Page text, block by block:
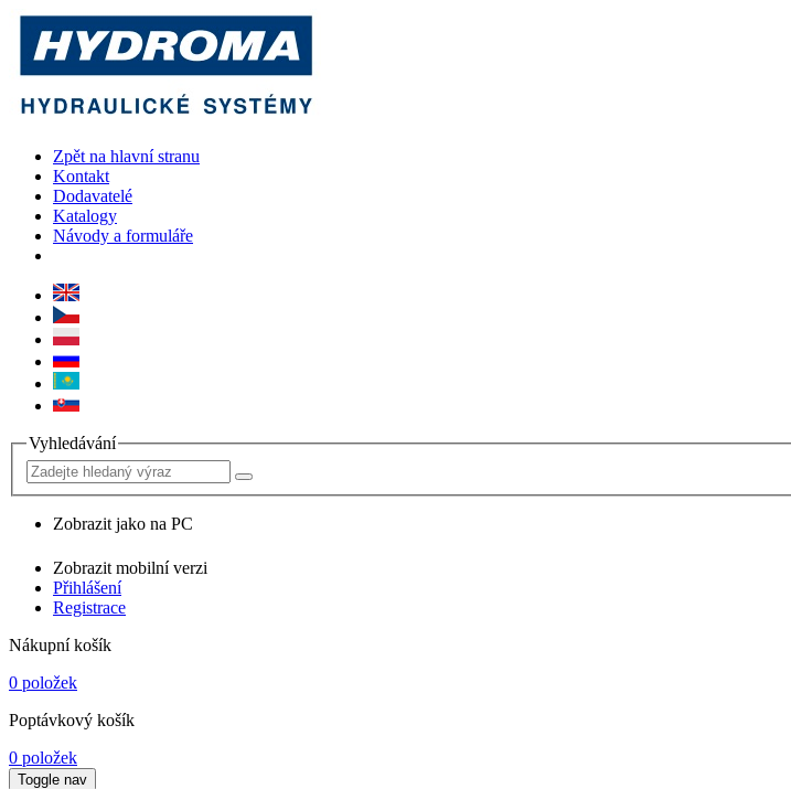
Zpět na hlavní stranu
Kontakt
Dodavatelé
Katalogy
Návody a formuláře
Vyhledávání
Zobrazit jako na PC
Zobrazit mobilní verzi
Přihlášení
Registrace
Nákupní košík
0 položek
Poptávkový košík
0 položek
Toggle nav